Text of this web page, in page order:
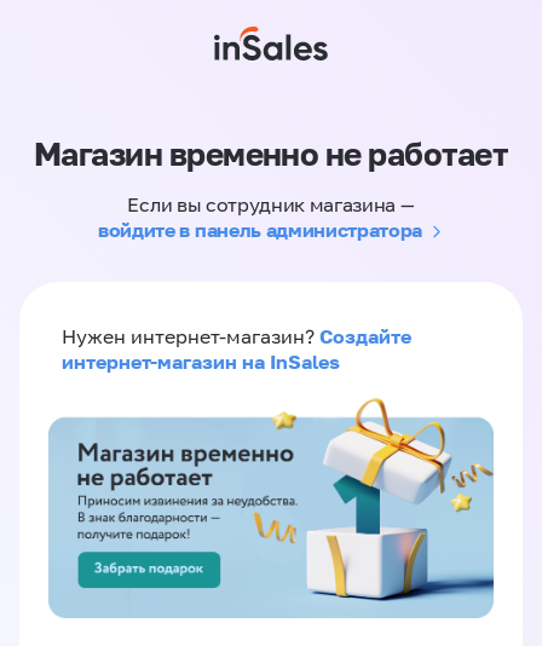
Магазин временно не работает
Если вы сотрудник магазина —
войдите в панель администратора
Нужен интернет-магазин? Создайте
интернет-магазин на InSales